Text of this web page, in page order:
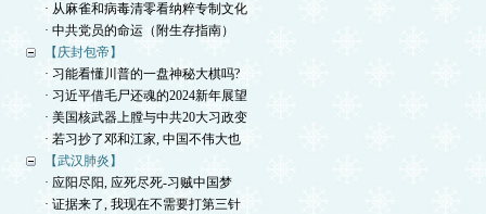
· 从麻雀和病毒清零看纳粹专制文化
· 中共党员的命运（附生存指南）
【庆封包帝】
· 习能看懂川普的一盘神秘大棋吗?
· 习近平借毛尸还魂的2024新年展望
· 美国核武器上膛与中共20大习政变
· 若习抄了邓和江家, 中国不伟大也
【武汉肺炎】
· 应阳尽阳, 应死尽死-习贼中国梦
· 证据来了, 我现在不需要打第三针